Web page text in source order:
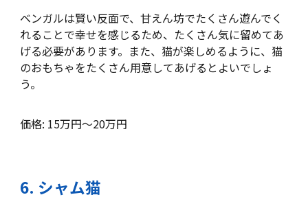
ベンガルは賢い反面で、甘えん坊でたくさん遊んでく
れることで幸せを感じるため、たくさん気に留めてあ
げる必要があります。また、猫が楽しめるように、猫
のおもちゃをたくさん用意してあげるとよいでしょ
う。
価格: 15万円～20万円
6. シャム猫